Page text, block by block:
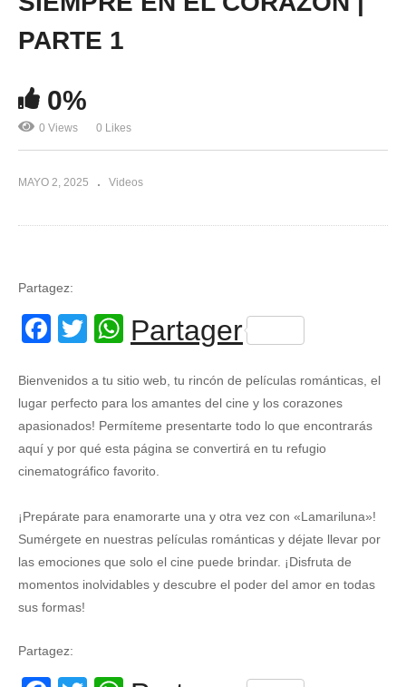
PARTE 1
0%
0 Views 0 Likes
MAYO 2, 2025 Videos
Partagez:
Facebook
TwitterWhatsApp
Partager
Bienvenidos a tu sitio web, tu rincón de películas románticas, el
lugar perfecto para los amantes del cine y los corazones
apasionados! Permíteme presentarte todo lo que encontrarás
aquí y por qué esta página se convertirá en tu refugio
cinematográfico favorito.
¡Prepárate para enamorarte una y otra vez con «Lamariluna»!
Sumérgete en nuestras películas románticas y déjate llevar por
las emociones que solo el cine puede brindar. ¡Disfruta de
momentos inolvidables y descubre el poder del amor en todas
sus formas!
Partagez: